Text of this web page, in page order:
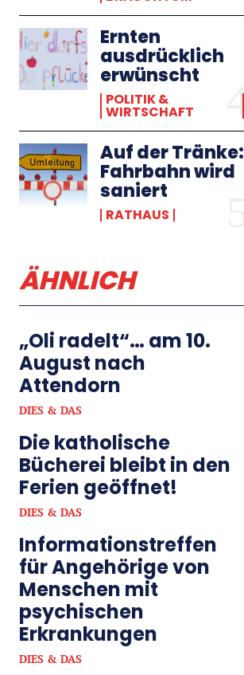
Ernten
ausdrücklich
erwünscht
POLITIK &
WIRTSCHAFT
Auf der Tränke:
Fahrbahn wird
saniert
RATHAUS
ÄHNLICH
„Oli radelt“… am 10.
August nach
Attendorn
DIES & DAS
Die katholische
Bücherei bleibt in den
Ferien geöffnet!
DIES & DAS
Informationstreffen
für Angehörige von
Menschen mit
psychischen
Erkrankungen
DIES & DAS